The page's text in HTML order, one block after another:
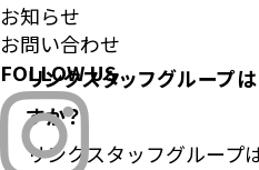
お知らせ
お問い合わせ
FOLLOW US
リンクスタッフグループ
すか？
リンクスタッフグループ